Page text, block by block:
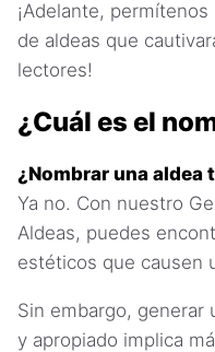
¡Adelante,
de aldeas que
lectores!
¿Cuál es el
¿Nombrar una aldea
Ya no. Con nuestro
Aldeas, puedes
estéticos que causen
Sin embargo, generar
y apropiado implica